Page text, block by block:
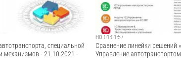
видео
специальной
механизмов - 21.10.2021 -
HD 01:01:57
Сравнение линейки решений
Управление